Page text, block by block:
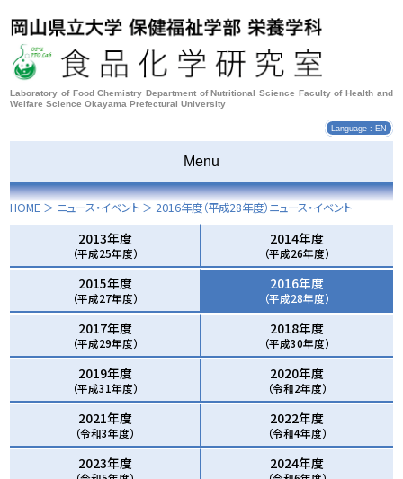
Laboratory of Food Chemistry Department of Nutritional Science Faculty of Health and
Welfare Science Okayama Prefectural University
Language : EN
Menu
HOME ＞ ニュース・イベント ＞ 2016年度（平成28年度）ニュース・イベント
2013年度
（平成25年度）
2014年度
（平成26年度）
2015年度
（平成27年度）
2016年度
（平成28年度）
2017年度
（平成29年度）
2018年度
（平成30年度）
2019年度
（平成31年度）
2020年度
（令和2年度）
2021年度
（令和3年度）
2022年度
（令和4年度）
2023年度 2024年度